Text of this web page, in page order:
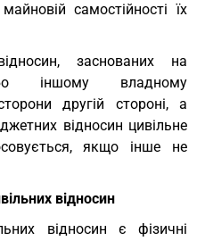
самостійності їх
заснованих на
іншому владному
другій стороні, а
відносин цивільне
якщо інше не
відносин
відносин є фізичні